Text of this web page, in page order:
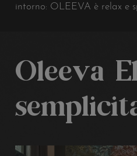
intorno: OLEEVA è relax e
Oleeva